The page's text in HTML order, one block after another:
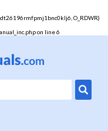
O_RDWR)
on line6